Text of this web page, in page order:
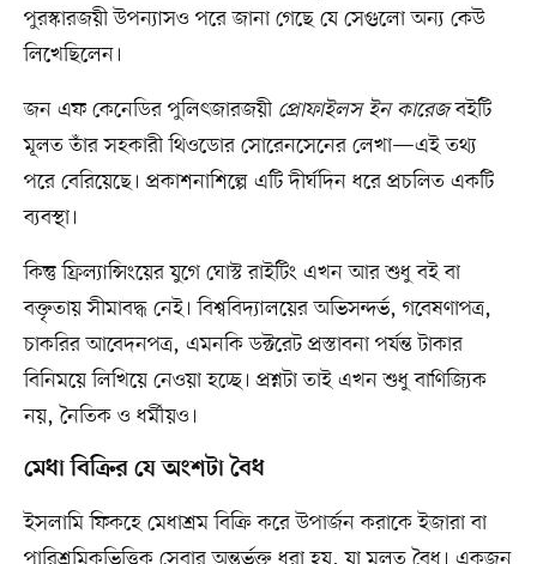
পুরস্কারজয়ী উপন্যাসও পরে জানা গেছে যে সেগুলো অন্য কেউ
লিখেছিলেন।
জন এফ কেনেডির পুলিৎজারজয়ী প্রোফাইলস ইন কারেজবইটি
মূলত তাঁর সহকারী থিওডোর সোরেনসেনের লেখা—এই তথ্য
পরে বেরিয়েছে। প্রকাশনাশিল্পে এটি দীর্ঘদিন ধরে প্রচলিত একটি
ব্যবস্থা।
কিন্তু ফ্রিল্যান্সিংয়ের যুগে ঘোস্ট রাইটিং এখন আর শুধু বই বা
বক্তৃতায় সীমাবদ্ধ নেই। বিশ্ববিদ্যালয়ের অভিসন্দর্ভ, গবেষণাপত্র,
চাকরির আবেদনপত্র, এমনকি ডক্টরেট প্রস্তাবনা পর্যন্ত টাকার
বিনিময়ে লিখিয়ে নেওয়া হচ্ছে। প্রশ্নটা তাই এখন শুধু বাণিজ্যিক
নয়, নৈতিক ও ধর্মীয়ও।
মেধা বিক্রির যে অংশটা বৈধ
ইসলামি ফিকহে মেধাশ্রম বিক্রি করে উপার্জন করাকে ইজারা বা